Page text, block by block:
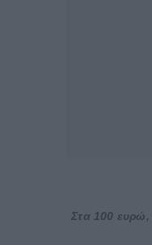
Στα 100 ευρώ,